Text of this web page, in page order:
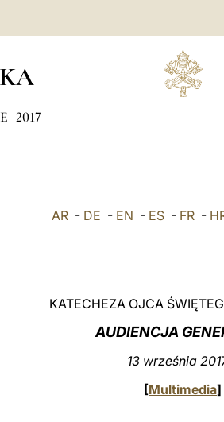
2017
AR- DE - EN - ES- FR-
KATECHEZA OJCA
AUDIENCJA
13 września
[Multimedia]